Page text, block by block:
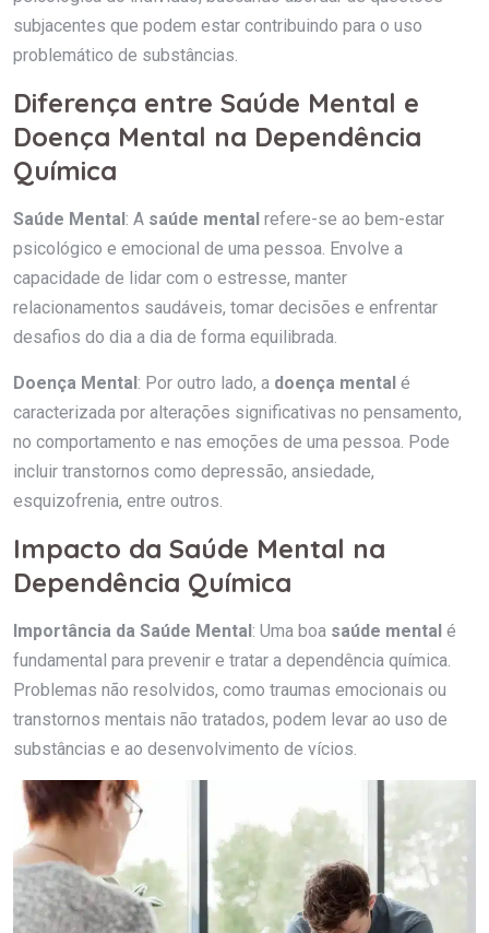
subjacentes que podem estar contribuindo para o uso
problemático de substâncias.
Diferença entre Saúde Mental e
Doença Mental na Dependência
Química
Saúde Mental : A saúde mental refere-se ao bem-estar
psicológico e emocional de uma pessoa. Envolve a
capacidade de lidar com o estresse, manter
relacionamentos saudáveis, tomar decisões e enfrentar
desafios do dia a dia de forma equilibrada.
Doença Mental : Por outro lado, a doença mental é
caracterizada por alterações significativas no pensamento,
no comportamento e nas emoções de uma pessoa. Pode
incluir transtornos como depressão, ansiedade,
esquizofrenia, entre outros.
Impacto da Saúde Mental na
Dependência Química
Importância da Saúde Mental : Uma boa saúde mental é
fundamental para prevenir e tratar a dependência química.
Problemas não resolvidos, como traumas emocionais ou
transtornos mentais não tratados, podem levar ao uso de
substâncias e ao desenvolvimento de vícios.